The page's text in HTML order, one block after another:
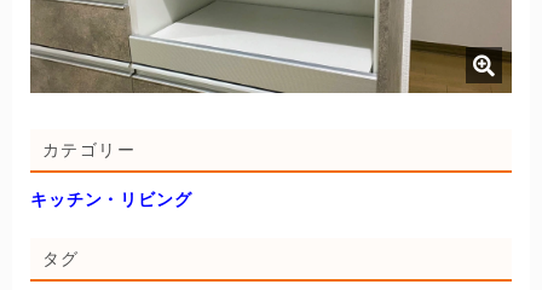
カテゴリー
キッチン・リビング
タグ